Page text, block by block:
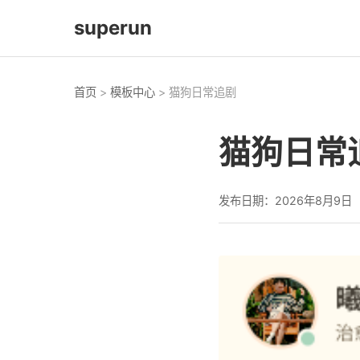
superun
首页 > 模板中心 > 猫狗日常追剧
猫狗日常
发布日期：2026年8月9日